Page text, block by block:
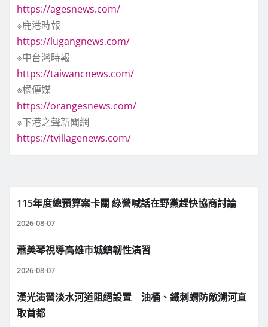
https://agesnews.com/
※鹿港時報
https://lugangnews.com/
※中台灣時報
https://taiwancnews.com/
※橘傳媒
https://orangesnews.com/
※下港之聲新聞網
https://tvillagenews.com/
115年度總預算案卡關 綠營喊話在野黨趕快協商討論
2026-08-07
蕭美琴視導高雄市城鎮韌性演習
2026-08-07
漢光演習淡水河道阻絕設置 油桶、鐵刺蝟防敵溯河直
取首都